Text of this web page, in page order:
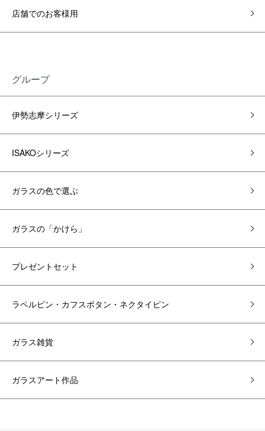
店舗でのお客様用
グループ
伊勢志摩シリーズ
ISAKOシリーズ
ガラスの色で選ぶ
ガラスの「かけら」
プレゼントセット
ラペルピン・カフスボタン・ネクタイピン
ガラス雑貨
ガラスアート作品